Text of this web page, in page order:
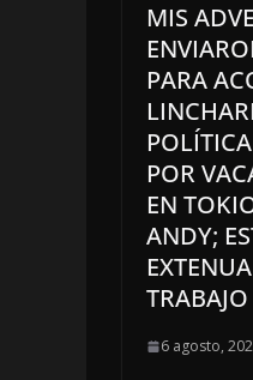
MIS
PARA
POR
EN
ANDY;
TRABAJO
6 agosto,